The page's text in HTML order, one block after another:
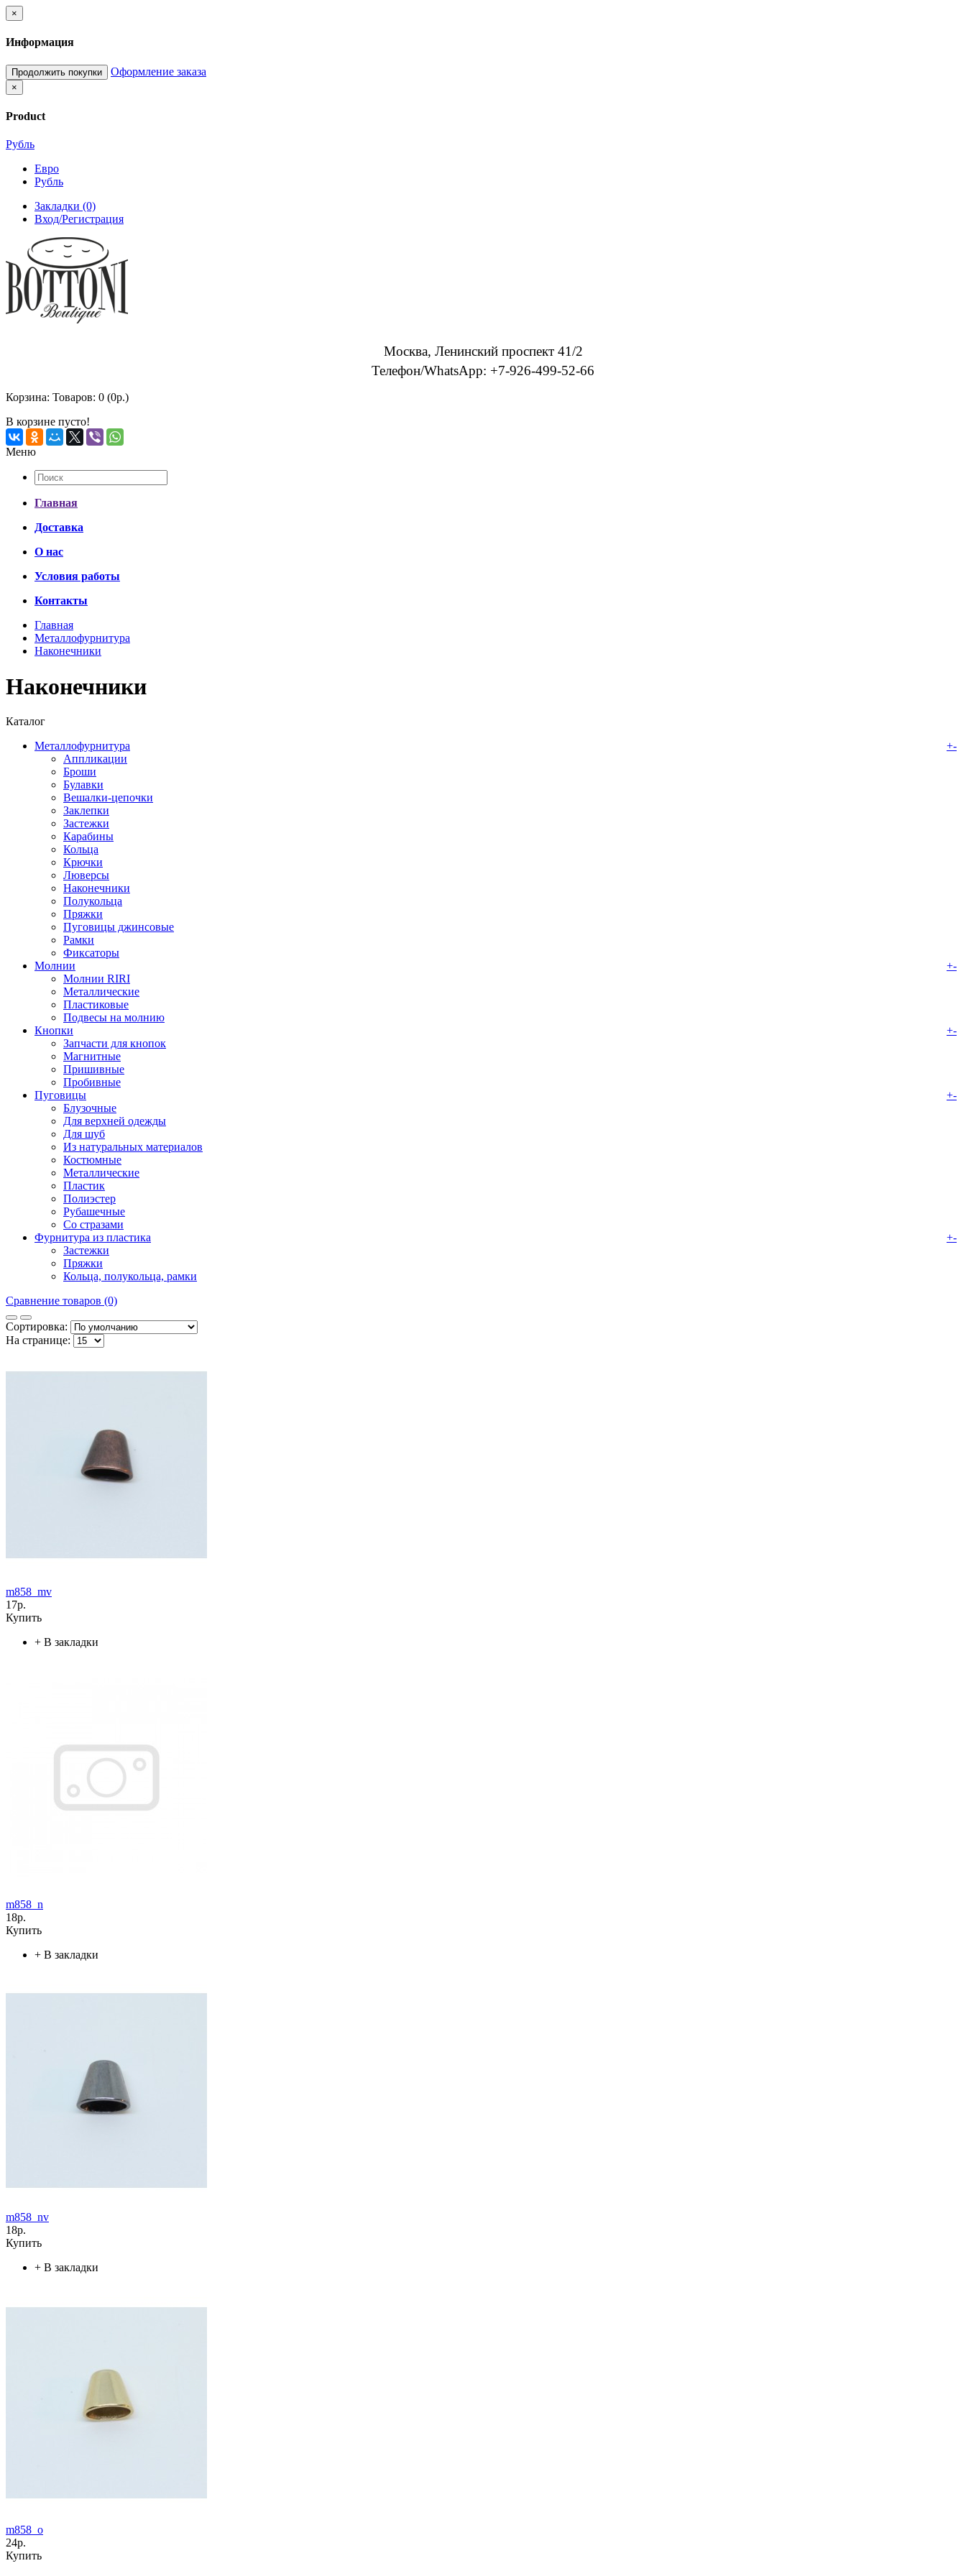
×
Информация
Продолжить покупки Оформление заказа
×
Product
Рубль
Евро
Рубль
Закладки (0)
Вход/Регистрация
Москва, Ленинский проспект 41/2
Телефон/WhatsApp: +7-926-499-52-66
Корзина: Товаров: 0 (0р.)
В корзине пусто!
Меню
Главная
Доставка
О нас
Условия работы
Контакты
Главная
Металлофурнитура
Наконечники
Наконечники
Каталог
Металлофурнитура
+-
Аппликации
Броши
Булавки
Вешалки-цепочки
Заклепки
Застежки
Карабины
Кольца
Крючки
Люверсы
Наконечники
Полукольца
Пряжки
Пуговицы джинсовые
Рамки
Фиксаторы
Молнии
+-
Молнии RIRI
Металлические
Пластиковые
Подвесы на молнию
Кнопки
+-
Запчасти для кнопок
Магнитные
Пришивные
Пробивные
Пуговицы
+-
Блузочные
Для верхней одежды
Для шуб
Из натуральных материалов
Костюмные
Металлические
Пластик
Полиэстер
Рубашечные
Со стразами
Фурнитура из пластика
+-
Застежки
Пряжки
Кольца, полукольца, рамки
Сравнение товаров (0)
Сортировка:
На странице:
m858_mv
17р.
Купить
+ В закладки
m858_n
18р.
Купить
+ В закладки
m858_nv
18р.
Купить
+ В закладки
m858_o
24р.
Купить